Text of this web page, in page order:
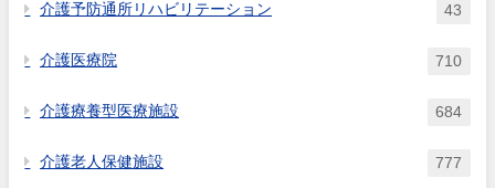
介護予防通所リハビリテーション 43
介護医療院 710
介護療養型医療施設 684
介護老人保健施設 777